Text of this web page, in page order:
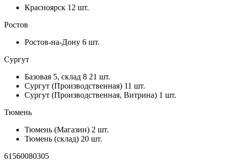
Красноярск 12 шт.
Ростов
Ростов-на-Дону 6 шт.
Сургут
Базовая 5, склад 8 21 шт.
Сургут (Производственная) 11 шт.
Сургут (Производственная, Витрина) 1 шт.
Тюмень
Тюмень (Магазин) 2 шт.
Тюмень (склад) 20 шт.
61560080305